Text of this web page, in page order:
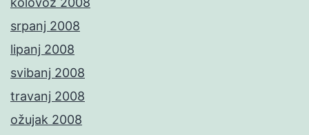
srpanj 2008
lipanj 2008
svibanj 2008
travanj 2008
ožujak 2008